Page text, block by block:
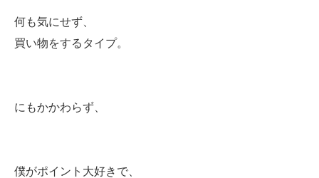
何も気にせず、
買い物をするタイプ。
にもかかわらず、
僕がポイント大好きで、